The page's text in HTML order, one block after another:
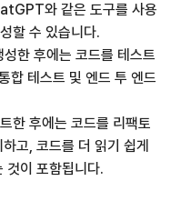
와 같은 도구를 사용
할 수 있습니다.
한 후에는 코드를 테스트
합 테스트 및 엔드 투 엔드
한 후에는 코드를 리팩토
고, 코드를 더 읽기 쉽게
것이 포함됩니다.